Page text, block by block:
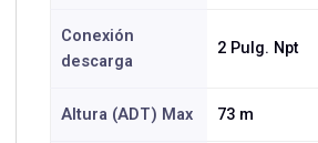
Conexión
descarga
2 Pulg. Npt
Altura (ADT) Max 73 m